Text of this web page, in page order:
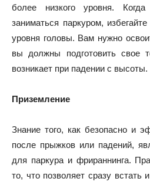
более низкого уровня.
заниматься паркуром,
уровня головы. Вам нужно
вы должны подготовить свое
возникает при падении с высоты.
Приземление
Знание того, как безопасно и
после прыжков или падений,
для паркура и фрираннинга.
то, что позволяет сразу встать